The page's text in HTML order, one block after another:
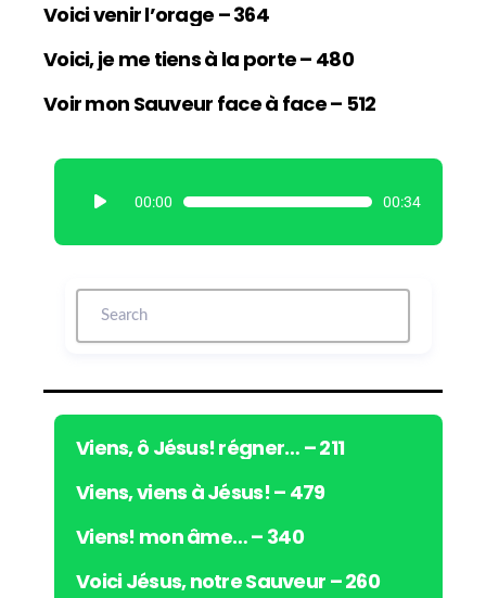
Voici venir l’orage – 364
Voici, je me tiens à la porte – 480
Voir mon Sauveur face à face – 512
c
e
r
u
d
i
00:00 00:34
Viens, ô Jésus! régner… – 211
Viens, viens à Jésus! – 479
Viens! mon âme… – 340
Voici Jésus, notre Sauveur – 260